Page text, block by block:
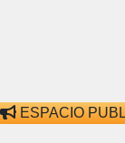
ESPACIO